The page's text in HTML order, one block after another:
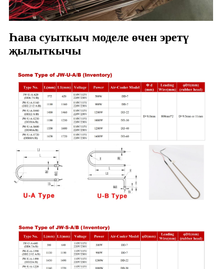
Һава суыткыч моделе өчен эретү
җылыткычы